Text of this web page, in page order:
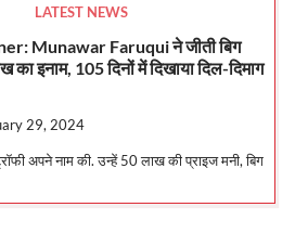
LATEST NEWS
Munawar Faruqui ने जीती बिग
का इनाम, 105 दिनों में दिखाया दिल-दिमाग
29, 2024
अपने नाम की. उन्हें 50 लाख की प्राइज मनी, बिग